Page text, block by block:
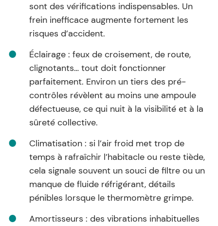
sont des vérifications indispensables. Un
frein inefficace augmente fortement les
risques d’accident.
Éclairage : feux de croisement, de route,
clignotants… tout doit fonctionner
parfaitement. Environ un tiers des pré-
contrôles révèlent au moins une ampoule
défectueuse, ce qui nuit à la visibilité et à la
sûreté collective.
Climatisation : si l’air froid met trop de
temps à rafraîchir l’habitacle ou reste tiède,
cela signale souvent un souci de filtre ou un
manque de fluide réfrigérant, détails
pénibles lorsque le thermomètre grimpe.
Amortisseurs : des vibrations inhabituelles